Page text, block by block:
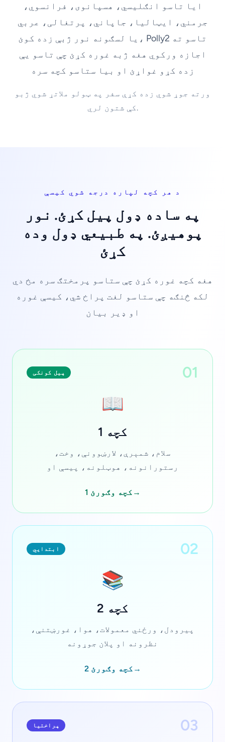
ایا تاسو انګلیسي، هسپانوی، فرانسوي،
جرمني، ایټالیا، جاپاني، پرتغالی، عربي
یا لسګونه نور ژبې زده کوئ، Polly2 تاسو ته
اجازه ورکوي هغه ژبه غوره کړئ چې تاسو یې
زده کړو غواړئ او بیا ستاسو کچه سره
ورته جوړ شوي زده کړې سفر په ټولو ملاتړ شوي ژبو
کې شتون لري.
د هر کچه لپاره درجه شوي کیسې
په ساده ډول پیل کړئ. نور
پوهیږئ. په طبیعي ډول وده
کړئ
هغه کچه غوره کړئ چې ستاسو پرمختګ سره مخ دي
لکه څنګه چې ستاسو لغت پراخ شي، کیسې غوره
او ډیر بیان
پیل کونکی 01
📖
کچه 1
سلام، شمېرې، لارښوونې، وخت،
رستورانونه، هوټلونه، پیسې او
کچه وګورئ 1 →
ابتدايي 02
📚
کچه 2
پیرودل، ورځني معمولات، هوا، غورښتنې،
نظرونه او پلان جوړونه
کچه وګورئ 2 →
پراختیا 03